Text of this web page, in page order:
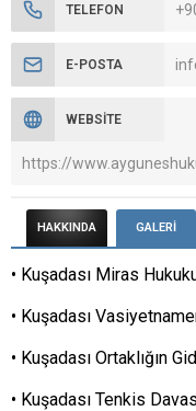
TELEFON
E-POSTA
WEBSITE
https://
HAKKINDA GALERİ
• Kuşadası Miras
• Kuşadası
• Kuşadası Ortaklığın
• Kuşadası Tenkis